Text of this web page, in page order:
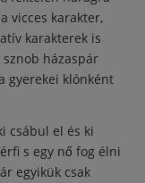
vicces karakter,
karakterek is
házaspár
gyerekei klónként
csábul el és ki
s egy nő fog élni
egyikük csak